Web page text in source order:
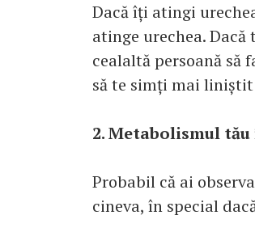
Dacă îți atingi
atinge urechea.
cealaltă persoană să
să te simți mai
2. Metabolismul
Probabil că ai
cineva, în special